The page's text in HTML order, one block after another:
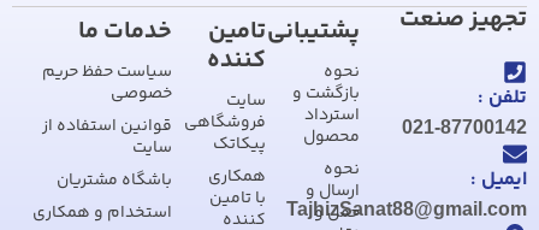
تجهیز صنعت
تلفن :
021-87700142
ایمیل :
TajhizSanat88@gmail.com
پشتیبانی
نحوه
بازگشت و
استرداد
محصول
نحوه
ارسال و
حمل و
تامین
کننده
سایت
فروشگاهی
پیکاتک
همکاری
با تامین
کننده
خدمات ما
سیاست حفظ حریم
خصوصی
قوانین استفاده از
سایت
باشگاه مشتریان
استخدام و همکاری